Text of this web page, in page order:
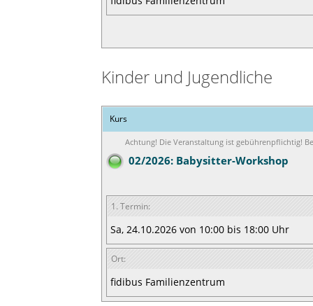
Kinder und Jugendliche
Kurs
Achtung! Die Veranstaltung ist gebührenpflichtig!
02/2026: Babysitter-Workshop
1. Termin:
Sa, 24.10.2026 von 10:00 bis 18:00 Uhr
Ort:
fidibus Familienzentrum